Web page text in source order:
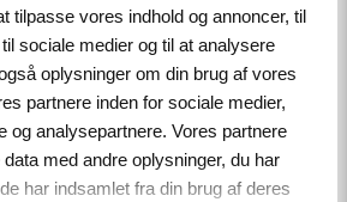
tilpasse vores indhold og annoncer, til
sociale medier og til at analysere
oplysninger om din brug af vores
partnere inden for sociale medier,
og analysepartnere. Vores partnere
med andre oplysninger, du har
har indsamlet fra din brug af deres
Specifications Dateien